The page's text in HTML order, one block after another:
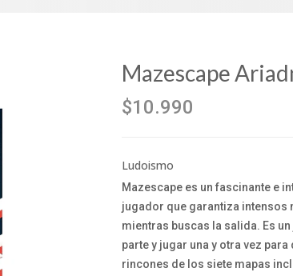
Mazescape
$10.990
Ludoismo
Mazescape es un fascinante e
jugador que garantiza
mientras buscas la salida. Es
parte y jugar una y otra vez
rincones de los siete mapas